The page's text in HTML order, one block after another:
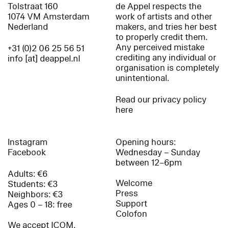
Tolstraat 160
1074 VM Amsterdam
Nederland
+31 (0)2 06 25 56 51
info [at] deappel.nl
de Appel respects the
work of artists and other
makers, and tries her best
to properly credit them.
Any perceived mistake
crediting any individual or
organisation is completely
unintentional.
Read our privacy policy
here
Instagram
Facebook
Adults: €6
Students: €3
Neighbors: €3
Ages 0 – 18: free
We accept ICOM,
Opening hours:
Wednesday – Sunday
between 12–6pm
Welcome
Press
Support
Colofon